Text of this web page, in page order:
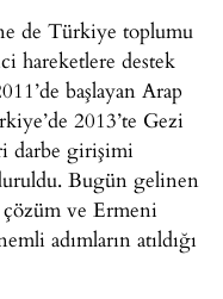
de Türkiye toplumu
hareketlere destek
başlayan Arap
2013’te Gezi
darbe girişimi
Bugün gelinen
ve Ermeni
adımların atıldığı